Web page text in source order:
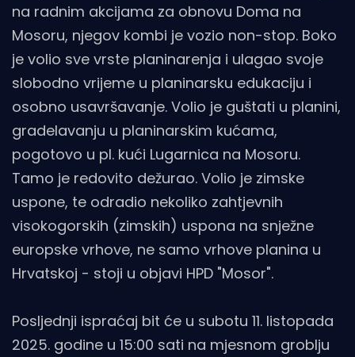
na radnim akcijama za obnovu Doma na
Mosoru, njegov kombi je vozio non-stop. Boko
je volio sve vrste planinarenja i ulagao svoje
slobodno vrijeme u planinarsku edukaciju i
osobno usavršavanje. Volio je guštati u planini,
gradelavanju u planinarskim kućama,
pogotovo u pl. kući Lugarnica na Mosoru.
Tamo je redovito dežurao. Volio je zimske
uspone, te odradio nekoliko zahtjevnih
visokogorskih (zimskih) uspona na snježne
europske vrhove, ne samo vrhove planina u
Hrvatskoj - stoji u objavi HPD "Mosor".
Posljednji ispraćaj bit će u subotu 11. listopada
2025. godine u 15:00 sati na mjesnom groblju